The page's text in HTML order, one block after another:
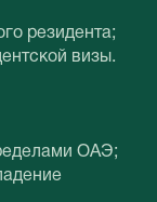
резидента;
визы.
ОАЭ;